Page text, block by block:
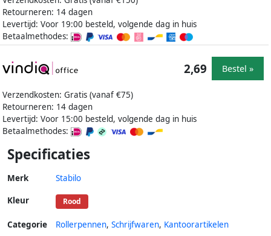
Retourneren: 14 dagen
Levertijd: Voor 19:00 besteld, volgende dag in huis
Betaalmethodes:
Verzendkosten: Gratis (vanaf €75)
Retourneren: 14 dagen
Levertijd: Voor 15:00 besteld, volgende dag in huis
Betaalmethodes:
2,69 Bestel »
Specificaties
Merk Stabilo
Kleur Rood
Categorie Rollerpennen, Schrijfwaren, Kantoorartikelen